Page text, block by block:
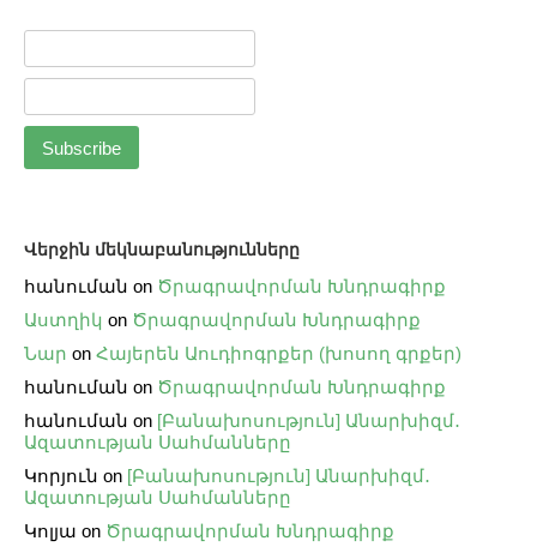
Վերջին մեկնաբանությունները
հանուման on Ծրագրավորման Խնդրագիրք
Աստղիկ on Ծրագրավորման Խնդրագիրք
Նար on Հայերեն Աուդիոգրքեր (խոսող գրքեր)
հանուման on Ծրագրավորման Խնդրագիրք
հանուման on [Բանախոսություն] Անարխիզմ․
Ազատության Սահմանները
Կորյուն on [Բանախոսություն] Անարխիզմ․
Ազատության Սահմանները
Կոլյա on Ծրագրավորման Խնդրագիրք